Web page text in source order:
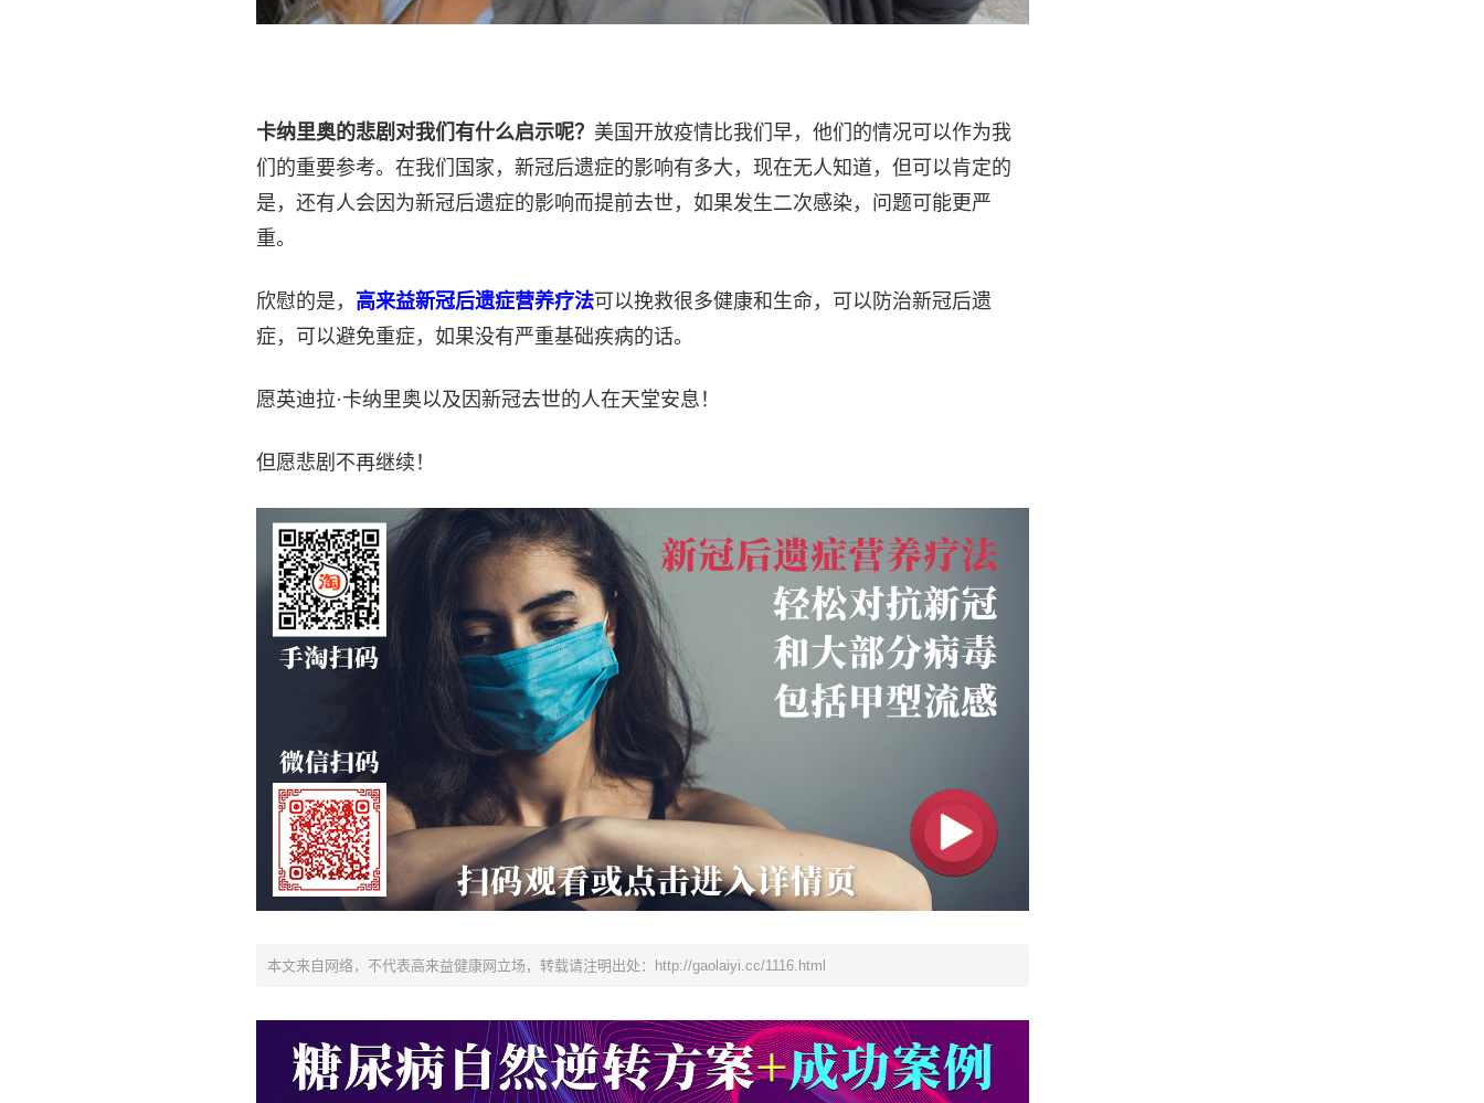
卡纳里奥的悲剧对我们有什么启示呢？ 美国开放疫情比我们早，他们的情况可以作为我
们的重要参考。在我们国家，新冠后遗症的影响有多大，现在无人知道，但可以肯定的
是，还有人会因为新冠后遗症的影响而提前去世，如果发生二次感染，问题可能更严
重。
欣慰的是， 高来益新冠后遗症营养疗法可以挽救很多健康和生命，可以防治新冠后遗
症，可以避免重症，如果没有严重基础疾病的话。
愿英迪拉·卡纳里奥以及因新冠去世的人在天堂安息！
但愿悲剧不再继续！
本文来自网络，不代表高来益健康网立场，转载请注明出处： http://gaolaiyi.cc/1116.html